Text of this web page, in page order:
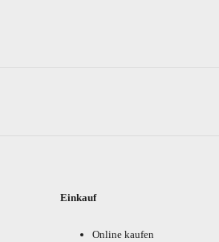
Einkauf
Online kaufen